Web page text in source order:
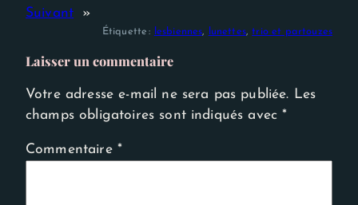
Suivant
»
Étiquette : lesbiennes, lunettes, trio et partouzes
Laisser un commentaire
Votre adresse e-mail ne sera pas publiée. Les
champs obligatoires sont indiqués avec*
Commentaire *